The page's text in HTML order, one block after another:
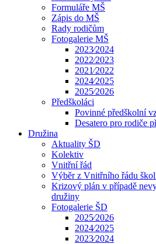
Formuláře MŠ
Zápis do MŠ
Rady rodičům
Fotogalerie MŠ
2023⁄2024
2022⁄2023
2021⁄2022
2024⁄2025
2025⁄2026
Předškoláci
Povinné předškolní
Desatero pro rodiče
Družina
Aktuality ŠD
Kolektiv
Vnitřní řád
Výběr z Vnitřního řádu
Krizový plán v případě
družiny
Fotogalerie ŠD
2025⁄2026
2024⁄2025
2023⁄2024